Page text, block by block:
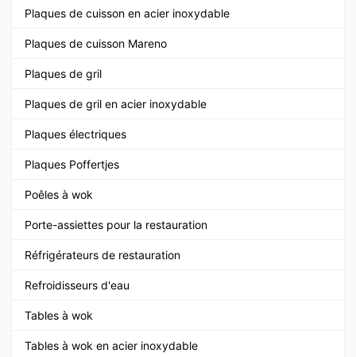
Plaques de cuisson en acier inoxydable
Plaques de cuisson Mareno
Plaques de gril
Plaques de gril en acier inoxydable
Plaques électriques
Plaques Poffertjes
Poêles à wok
Porte-assiettes pour la restauration
Réfrigérateurs de restauration
Refroidisseurs d'eau
Tables à wok
Tables à wok en acier inoxydable